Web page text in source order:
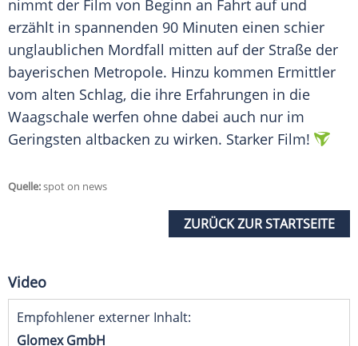
nimmt der Film von Beginn an Fahrt auf und
erzählt in spannenden 90 Minuten einen schier
unglaublichen Mordfall mitten auf der Straße der
bayerischen Metropole. Hinzu kommen Ermittler
vom alten Schlag, die ihre Erfahrungen in die
Waagschale werfen ohne dabei auch nur im
Geringsten altbacken zu wirken. Starker Film!
Quelle:spot on news
ZURÜCK ZUR STARTSEITE
Video
Empfohlener externer Inhalt:
Glomex GmbH